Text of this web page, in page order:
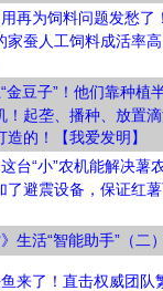
再为饲料问题发愁了
家蚕人工饲料成活率
金豆子”！他们靠种植
！起垄、播种、放置
的！【我爱发明】
台“小”农机能解决薯
了避震设备，保证红
》生活“智能助手”（二
来了！直击权威团队